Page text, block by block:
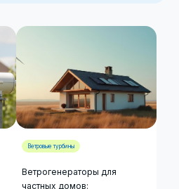
Ветровые турбины
Ветрогенераторы для
частных домов: